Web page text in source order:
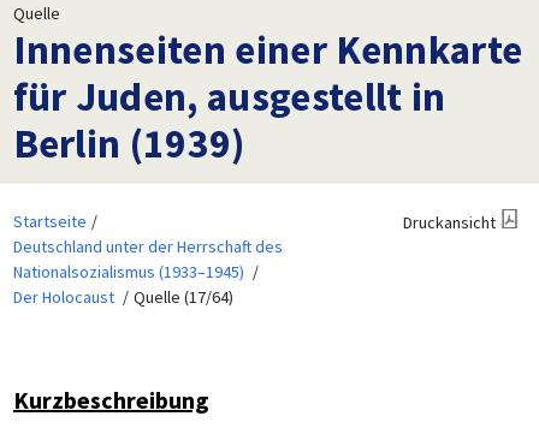
Quelle
Innenseiten einer Kennkarte
für Juden, ausgestellt in
Berlin (1939)
Startseite
Deutschland unter der Herrschaft des
Nationalsozialismus (1933–1945)
Der Holocaust
Quelle (17/64)
Druckansicht
Kurzbeschreibung